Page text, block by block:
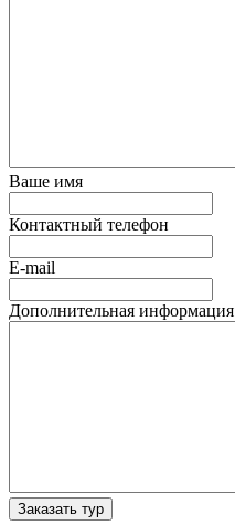
Ваше имя
Контактный телефон
E-mail
Дополнительная информация
Заказать тур